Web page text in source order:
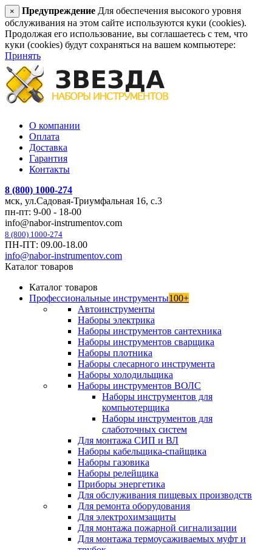
× Предупреждение Для обеспечения высокого уровня
обслуживания на этом сайте используются куки (cookies).
Продолжая его использование, вы соглашаетесь с тем, что
куки (cookies) будут сохраняться на вашем компьютере:
Принять
О компании
Оплата
Доставка
Гарантия
Контакты
8 (800) 1000-274
мск, ул.Садовая-Триумфальная 16, с.3
пн-пт: 9-00 - 18-00
info@nabor-instrumentov.com
8 (800) 1000-274
ПН-ПТ: 09.00-18.00
info@nabor-instrumentov.com
Каталог товаров
Каталог товаров
Профессиональные инструменты100+
Автоинструменты
Наборы электрика
Наборы инструментов сантехника
Наборы инструментов сварщика
Наборы плотника
Наборы слесарного инструмента
Наборы холодильщика
Наборы инструментов ВОЛС
Наборы инструментов для
компьютерщика
Наборы инструментов для
слаботочных систем
Для монтажа СИП и ВЛ
Наборы кабельщика-спайщика
Наборы газовика
Наборы релейщика
Приборы энергетика
Для обслуживания пищевых производств
Для ремонта оборудования
Для электрохимзащиты
Для монтажа пожарной сигнализации
Для монтажа термоусаживаемых муфт и